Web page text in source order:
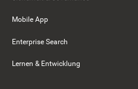
Mobile App
Enterprise Search
Lernen & Entwicklung